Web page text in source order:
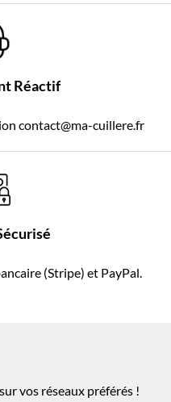
Réactif
contact@ma-cuillere.fr
(Stripe) et PayPal.
vos réseaux préférés !